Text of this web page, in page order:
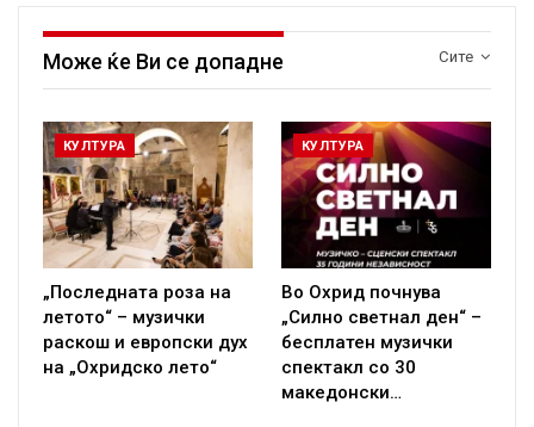
Сите
Може ќе Ви се допадне
КУЛТУРА
„Последната роза на
летото“ – музички
раскош и европски дух
на „Охридско лето“
КУЛТУРА
Во Охрид почнува
„Силно светнал ден“ –
бесплатен музички
спектакл со 30
македонски…